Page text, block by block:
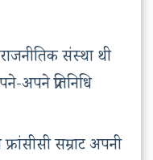
संस्था थी
अपने प्रतिनिधि
फ्रांसीसी सम्राट अपनी